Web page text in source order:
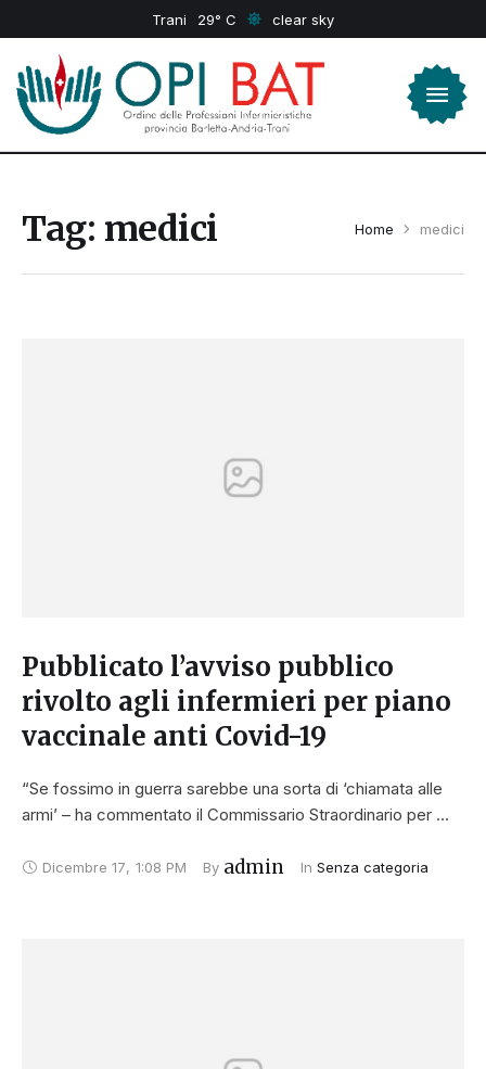
Trani 29 clear sky
Tag: medici Home medici
Pubblicato l’avviso pubblico
rivolto agli infermieri per piano
vaccinale anti Covid-19
“Se fossimo in guerra sarebbe una sorta di ‘chiamata alle
armi’ – ha commentato il Commissario Straordinario per …
Dicembre 17, 1:08 PM By admin In Senza categoria